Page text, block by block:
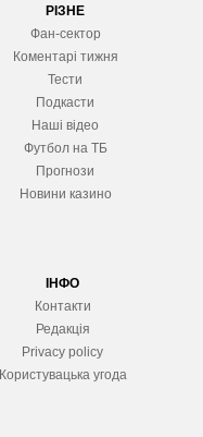
РІЗНЕ
Фан-сектор
Коментарі тижня
Тести
Подкасти
Наші відео
Футбол на ТБ
Прогнози
Новини казино
ІНФО
Контакти
Редакція
Privacy policy
Користувацька угода